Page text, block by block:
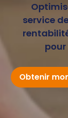
service
Obtenir